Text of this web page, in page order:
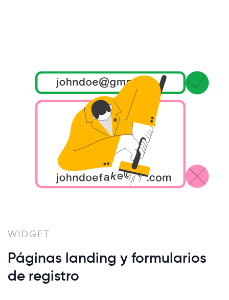
WIDGET
Páginas landing y formularios
de registro